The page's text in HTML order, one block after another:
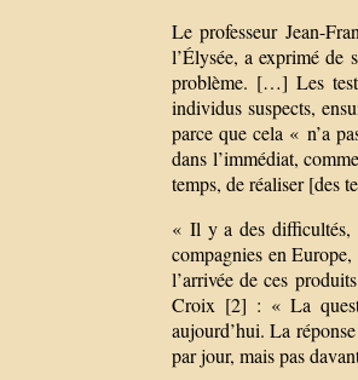
Le professeur Jean-
l’Élysée, a exprimé de
problème. […] Les
individus suspects,
parce que cela « n’a
dans l’immédiat,
temps, de réaliser [des
« Il y a des difficultés,
compagnies en
l’arrivée de ces
Croix [2] : « La
aujourd’hui. La
par jour, mais pas